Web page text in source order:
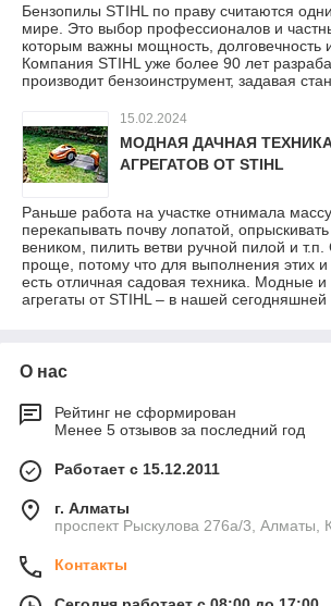
Бензопилы STIHL по праву считаются
мире. Это выбор профессионалов и
которым важны мощность, долговечность
Компания STIHL уже более 90 лет
производит бензоинструмент, задавая
15.02.2024
МОДНАЯ ДАЧНАЯ
АГРЕГАТОВ ОТ STIHL
Раньше работа на участке отнимала
перекапывать почву лопатой,
веником, пилить ветви ручной пилой и т.п.
проще, потому что для выполнения этих
есть отличная садовая техника. Модные
агрегаты от STIHL – в нашей сегодняшней
О нас
Рейтинг не сформирован
Менее 5 отзывов за последний год
Работает с 15.12.2011
г. Алматы
проспект Рыскулова 276а/3, Алматы,
Контакты